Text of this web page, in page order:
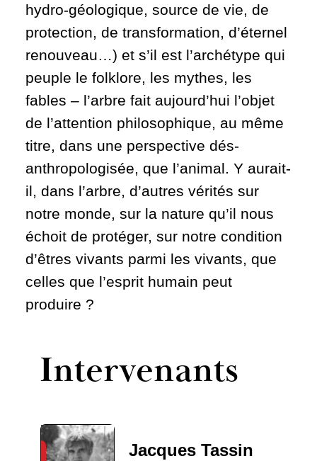
hydro-géologique, source de vie, de
protection, de transformation, d’éternel
renouveau…) et s’il est l’archétype qui
peuple le folklore, les mythes, les
fables – l’arbre fait aujourd’hui l’objet
de l’attention philosophique, au même
titre, dans une perspective dés-
anthropologisée, que l’animal. Y aurait-
il, dans l’arbre, d’autres vérités sur
notre monde, sur la nature qu’il nous
échoit de protéger, sur notre condition
d’êtres vivants parmi les vivants, que
celles que l’esprit humain peut
produire ?
Intervenants
Jacques Tassin